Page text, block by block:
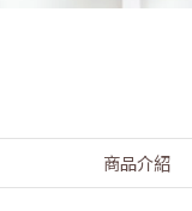
商品介紹